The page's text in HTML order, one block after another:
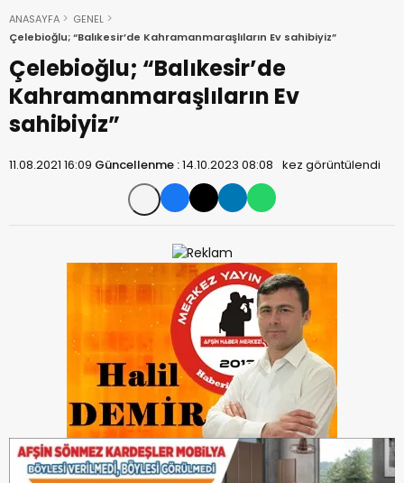
ANASAYFA
GENEL
Çelebioğlu; “Balıkesir’de Kahramanmaraşlıların Ev sahibiyiz”
Çelebioğlu; “Balıkesir’de
Kahramanmaraşlıların Ev
sahibiyiz”
11.08.2021 16:09 Güncellenme :14.10.2023 08:08 kez görüntülendi